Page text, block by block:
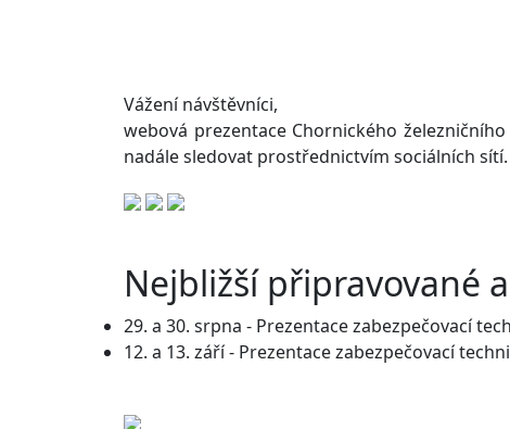
Vážení návštěvníci,
webová prezentace Chornického
nadále sledovat prostřednictvím sociálních sítí.
Nejbližší připravované
29. a 30. srpna - Prezentace zabezpečovací
12. a 13. září - Prezentace zabezpečovací